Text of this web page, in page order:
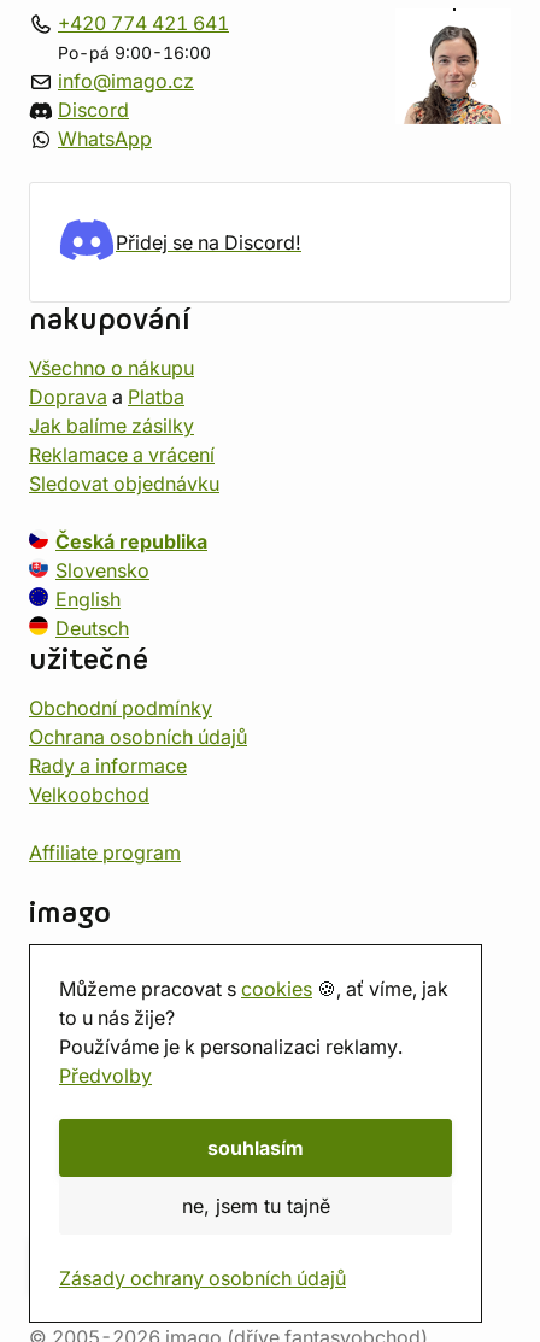
Můžeme pracovat s cookies 🍪, ať víme, jak
to u nás žije?
Používáme je k personalizaci reklamy.
Předvolby
souhlasím
ne, jsem tu tajně
Zásady ochrany osobních údajů
+420 774 421 641
Po-pá 9:00-16:00
info@imago.cz
Discord
WhatsApp
Přidej se na Discord!
nakupování
Všechno o nákupu
Doprava a Platba
Jak balíme zásilky
Reklamace a vrácení
Sledovat objednávku
Česká republika
Slovensko
English
Deutsch
užitečné
Obchodní podmínky
Ochrana osobních údajů
Rady a informace
Velkoobchod
Affiliate program
imago
Prodejna
Herna
O nás
Hodnocení obchodu
© 2005-2026 imago (dříve fantasyobchod)